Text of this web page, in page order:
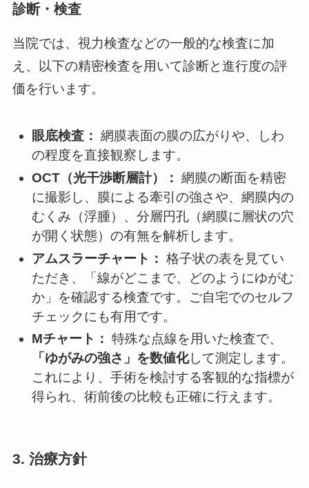
診断・検査
当院では、視力検査などの一般的な検査に加
え、以下の精密検査を用いて診断と進行度の評
価を行います。
眼底検査： 網膜表面の膜の広がりや、しわ
の程度を直接観察します。
OCT（光干渉断層計）： 網膜の断面を精密
に撮影し、膜による牽引の強さや、網膜内の
むくみ（浮腫）、分層円孔（網膜に層状の穴
が開く状態）の有無を解析します。
アムスラーチャート： 格子状の表を見てい
ただき、「線がどこまで、どのようにゆがむ
か」を確認する検査です。ご自宅でのセルフ
チェックにも有用です。
Mチャート： 特殊な点線を用いた検査で、
「ゆがみの強さ」を数値化して測定します。
これにより、手術を検討する客観的な指標が
得られ、術前後の比較も正確に行えます。
3. 治療方針